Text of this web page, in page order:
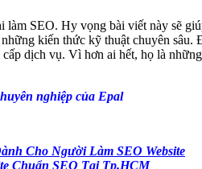
làm SEO. Hy vọng bài viết này sẽ
kiến thức kỹ thuật chuyên
cấp dịch vụ. Vì hơn ai hết, họ là
nghiệp của Epal
Cho Người Làm SEO Website
Chuẩn SEO Tại Tp.HCM